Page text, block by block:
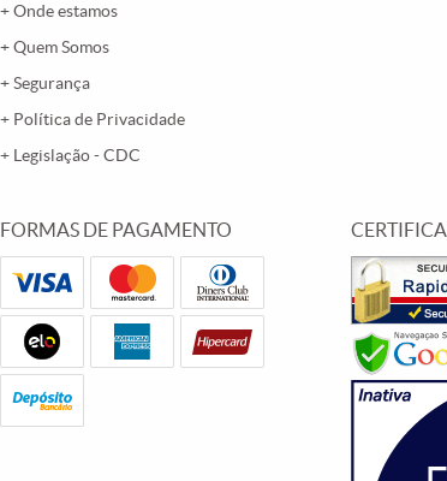
Onde estamos
Quem Somos
Segurança
Política de Privacidade
Legislação - CDC
FORMAS DE PAGAMENTO